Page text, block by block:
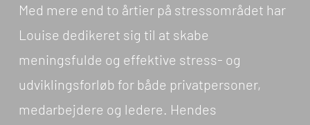
Med mere end to årtier på stressområdet har
Louise dedikeret sig til at skabe
meningsfulde og effektive stress- og
udviklingsforløb for både privatpersoner,
medarbejdere og ledere. Hendes